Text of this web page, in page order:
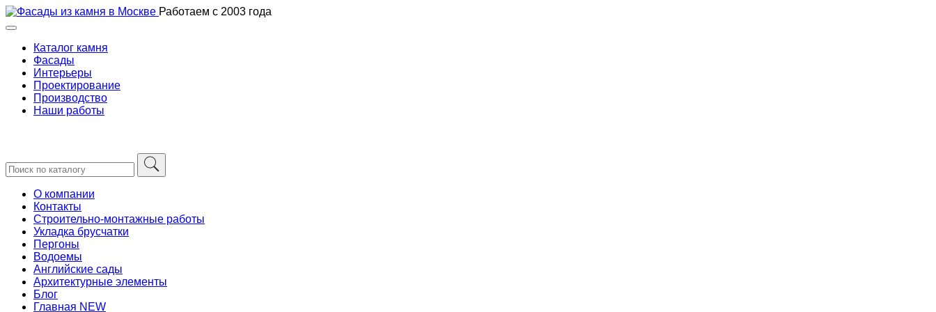
Skip
to
Работаем с 2003 года
Каталог камня
Фасады
Интерьеры
Проектирование
Производство
Наши работы
О компании
Контакты
Строительно-монтажные работы
Укладка брусчатки
Пергоны
Водоемы
Английские сады
Архитектурные элементы
Блог
Главная NEW